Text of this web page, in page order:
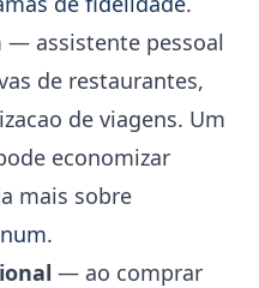
— assistente pessoal
de restaurantes,
de viagens. Um
economizar
mais sobre
.
— ao comprar